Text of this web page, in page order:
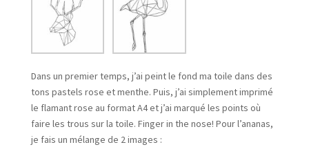
Dans un premier temps, j’ai peint le fond ma toile dans des
tons pastels rose et menthe. Puis, j’ai simplement imprimé
le flamant rose au format A4 et j’ai marqué les points où
faire les trous sur la toile. Finger in the nose! Pour l’ananas,
je fais un mélange de 2 images :